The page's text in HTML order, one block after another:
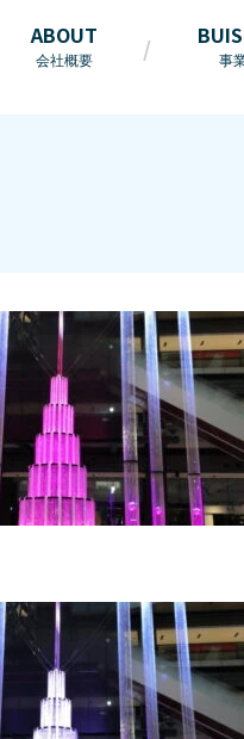
ABOUT
会社概要 事